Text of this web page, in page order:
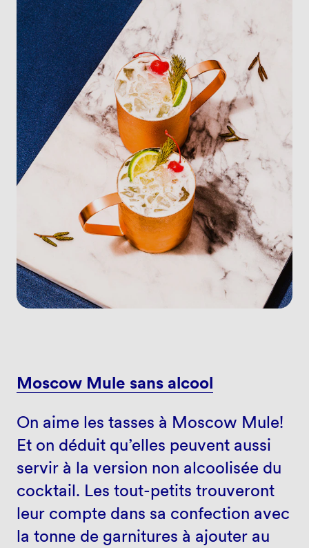
Moscow Mule sans alcool
On aime les tasses à Moscow Mule!
Et on déduit qu’elles peuvent aussi
servir à la version non alcoolisée du
cocktail. Les tout-petits trouveront
leur compte dans sa confection avec
la tonne de garnitures à ajouter au